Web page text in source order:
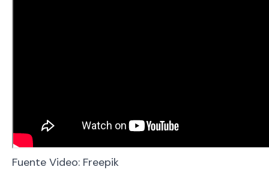
Fuente Video: Freepik